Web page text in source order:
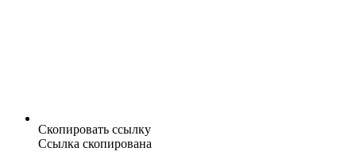
Скопировать ссылку
Ссылка скопирована